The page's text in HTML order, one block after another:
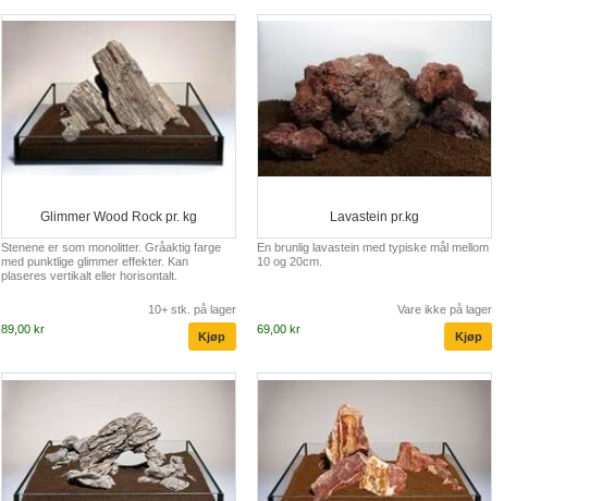
Glimmer Wood Rock pr. kg
Stenene er som monolitter. Gråaktig farge
med punktlige glimmer effekter. Kan
plaseres vertikalt eller horisontalt.
10+ stk. på lager
89,00 kr
Lavastein pr.kg
En brunlig lavastein med typiske mål mellom
10 og 20cm.
Vare ikke på lager
69,00 kr